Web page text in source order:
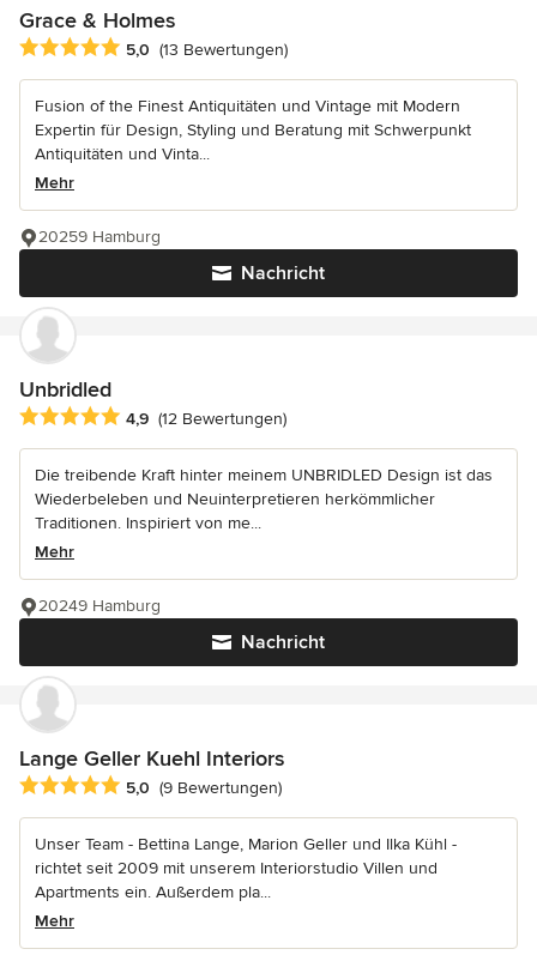
Grace & Holmes
Durchschnittliche Bewertung: 5 von 5 Sternen
5,0 (13 Bewertungen)
Fusion of the Finest Antiquitäten und Vintage mit Modern
Expertin für Design, Styling und Beratung mit Schwerpunkt
Antiquitäten und Vinta...
Mehr
Nachricht
20259 Hamburg
Unbridled
Durchschnittliche Bewertung: 4.9 von 5 Sternen
4,9 (12 Bewertungen)
Die treibende Kraft hinter meinem UNBRIDLED Design ist das
Wiederbeleben und Neuinterpretieren herkömmlicher
Traditionen. Inspiriert von me...
Mehr
Nachricht
20249 Hamburg
Lange Geller Kuehl Interiors
Durchschnittliche Bewertung: 5 von 5 Sternen
5,0 (9 Bewertungen)
Unser Team - Bettina Lange, Marion Geller und Ilka Kühl -
richtet seit 2009 mit unserem Interiorstudio Villen und
Apartments ein. Außerdem pla...
Mehr